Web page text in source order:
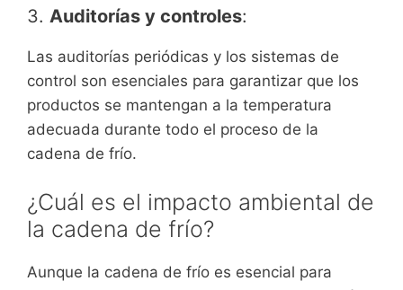
3. Auditorías y controles:
Las auditorías periódicas y los sistemas de
control son esenciales para garantizar que los
productos se mantengan a la temperatura
adecuada durante todo el proceso de la
cadena de frío.
¿Cuál es el impacto ambiental de
la cadena de frío?
Aunque la cadena de frío es esencial para